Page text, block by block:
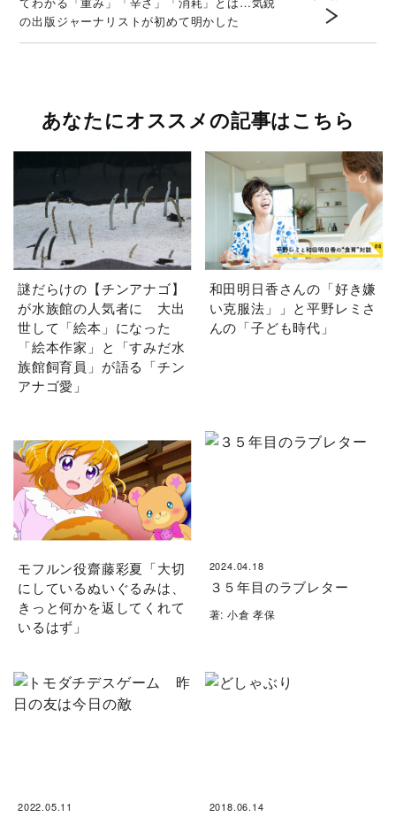
の出版ジャーナリストが初めて明かした
あなたにオススメの記事はこちら
謎だらけの【チンアナゴ】
が水族館の人気者に 大出
世して「絵本」になった
「絵本作家」と「すみだ水
族館飼育員」が語る「チン
アナゴ愛」
和田明日香さんの「好き嫌
い克服法」」と平野レミさ
んの「子ども時代」
モフルン役齋藤彩夏「大切
にしているぬいぐるみは、
きっと何かを返してくれて
いるはず」
2024.04.18
３５年目のラブレター
著: 小倉 孝保
2022.05.11 2018.06.14